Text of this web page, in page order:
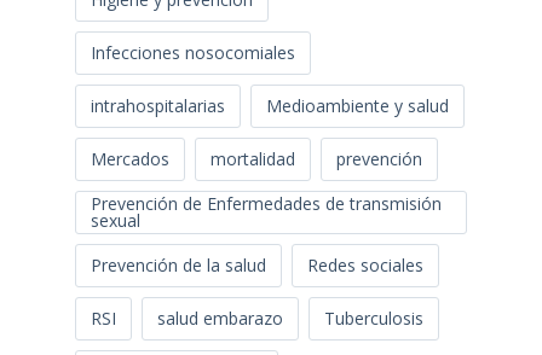
Infecciones nosocomiales
intrahospitalarias Medioambiente y salud
Mercados mortalidad
prevención
Prevención de Enfermedades de transmisión
sexual
Prevención de la salud
Redes sociales
RSI salud embarazo Tuberculosis